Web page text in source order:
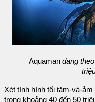
Aquaman đang
Xét tình hình tối tăm-và-
trong khoảng 40 đến 50